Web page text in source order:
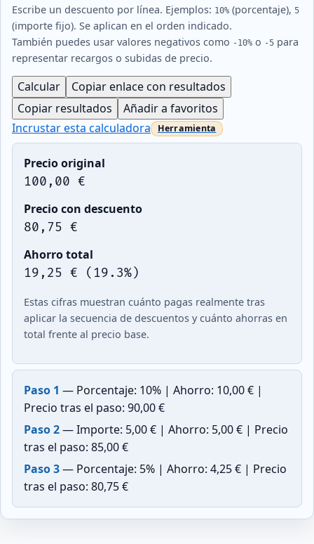
Escribe un descuento por línea. Ejemplos: 10% (porcentaje), 5
(importe fijo). Se aplican en el orden indicado.
También puedes usar valores negativos como -10% o -5 para
representar recargos o subidas de precio.
Calcular
Copiar enlace con resultados
Copiar resultados
Añadir a favoritos
Incrustar esta calculadora
Precio original
100,00 €
Precio con descuento
80,75 €
Ahorro total
19,25 € (19.3%)
Estas cifras muestran cuánto pagas realmente tras
aplicar la secuencia de descuentos y cuánto ahorras en
total frente al precio base.
Paso 1 — Porcentaje: 10% | Ahorro: 10,00 € |
Precio tras el paso: 90,00 €
Paso 2— Importe: 5,00 € | Ahorro: 5,00 € | Precio
tras el paso: 85,00 €
Paso 3— Porcentaje: 5% | Ahorro: 4,25 € | Precio
tras el paso: 80,75 €